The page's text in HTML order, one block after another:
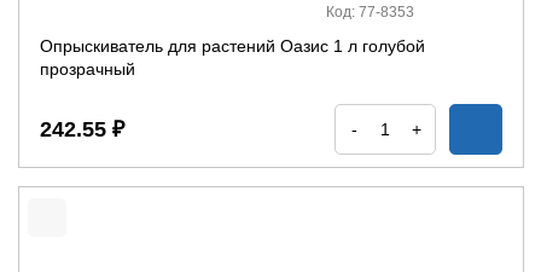
Код: 77-8353
Опрыскиватель для растений Оазис 1 л голубой
прозрачный
242.55 ₽ - +